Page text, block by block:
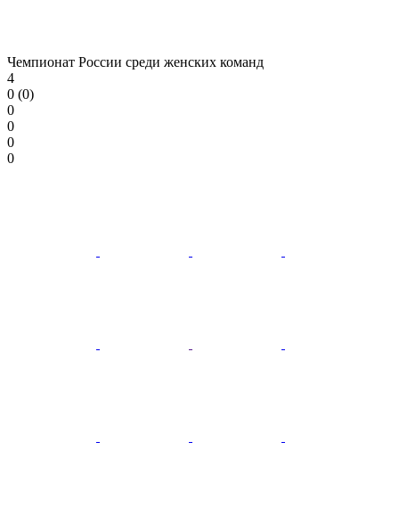
Чемпионат России среди женских команд
4
0 (0)
0
0
0
0